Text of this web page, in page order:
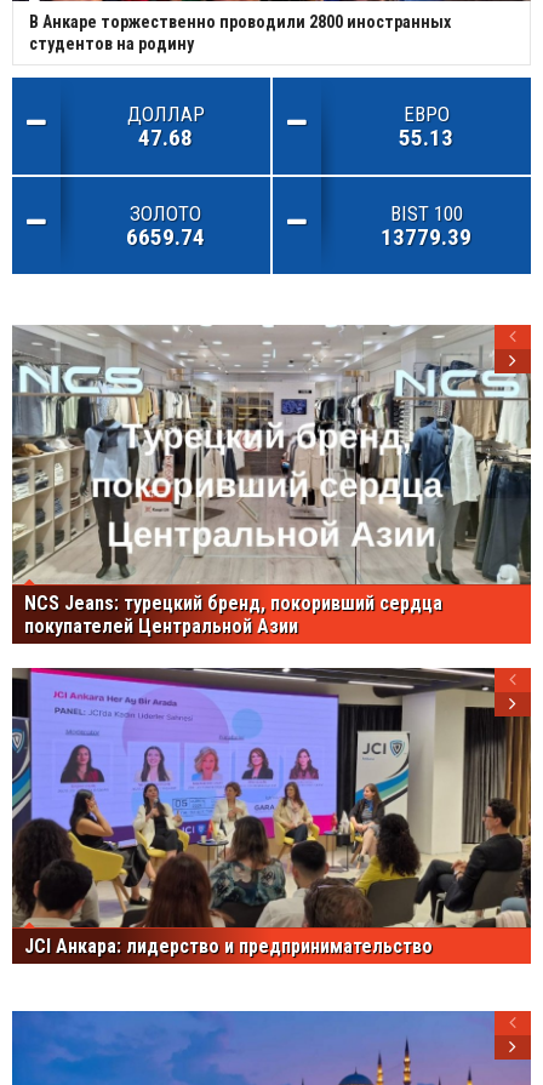
В Анкаре торжественно проводили 2800 иностранных
студентов на родину
ДОЛЛАР
47.68
ЕВРО
55.13
ЗОЛОТО
6659.74
BIST 100
13779.39
NCS Jeans: турецкий бренд, покоривший сердца
покупателей Центральной Азии
JCI Анкара: лидерство и предпринимательство